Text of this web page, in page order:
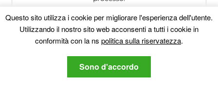
Questo sito utilizza i cookie per migliorare l'esperienza dell'utente.
Utilizzando il nostro sito web acconsenti a tutti i cookie in
conformità con la ns politica sulla riservatezza.
Sono d'accordo